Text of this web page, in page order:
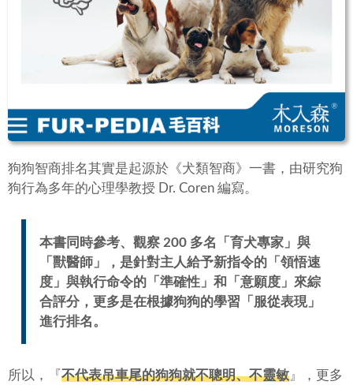
狗狗智商排名其實是起源於《犬類智商》一書，由研究狗
狗行為多年的心理學教授 Dr. Coren 編寫。
本書同時參考、觀察 200 多名「 育犬專家」與
「 獸醫師」，是針對主人給予新指令的「 領悟速
度」與執行命令的「 準確性」和「 意願度」來綜
合評分，更多是在根據狗狗的學習「 服從表現」
進行排名。
所以，『 不代表吊車尾的狗狗就不聰明、不靈敏 』，更多